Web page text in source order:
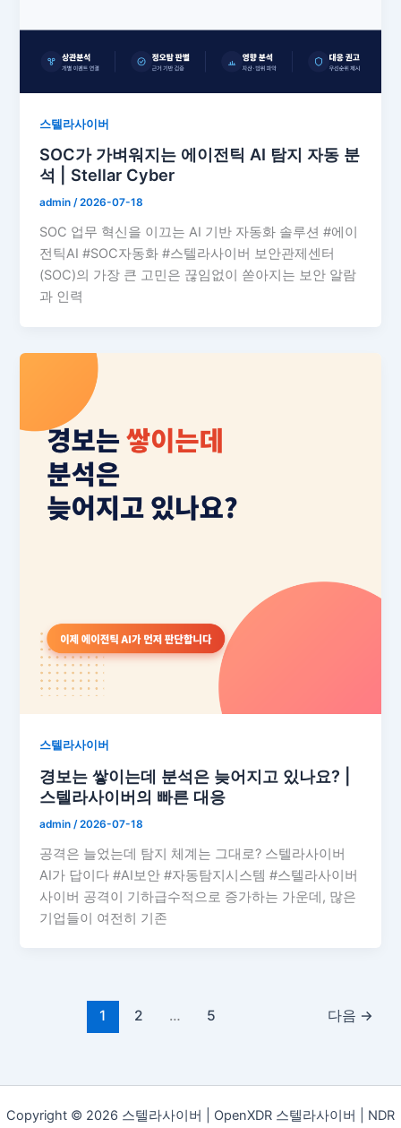
스텔라사이버
SOC가 가벼워지는 에이전틱 AI 탐지 자동 분
석 | Stellar Cyber
admin/2026-07-18
SOC 업무 혁신을 이끄는 AI 기반 자동화 솔루션 #에이
전틱AI #SOC자동화 #스텔라사이버 보안관제센터
(SOC)의 가장 큰 고민은 끊임없이 쏟아지는 보안 알람
과 인력
스텔라사이버
경보는 쌓이는데 분석은 늦어지고 있나요? |
스텔라사이버의 빠른 대응
admin /2026-07-18
공격은 늘었는데 탐지 체계는 그대로? 스텔라사이버
AI가 답이다 #AI보안 #자동탐지시스템 #스텔라사이버
사이버 공격이 기하급수적으로 증가하는 가운데, 많은
기업들이 여전히 기존
1 2 … 5 다음 →
Copyright © 2026 스텔라사이버 | OpenXDR 스텔라사이버 | NDR